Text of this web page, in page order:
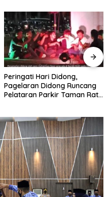
Peringati Hari Didong,
Pagelaran Didong Runcang
Pelataran Parkir Taman Ratu